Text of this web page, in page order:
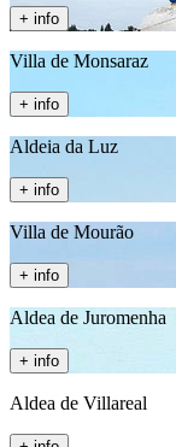
+ info
Villa de Monsaraz
+ info
Aldeia da Luz
+ info
Villa de Mourão
+ info
Aldea de Juromenha
+ info
Aldea de Villareal